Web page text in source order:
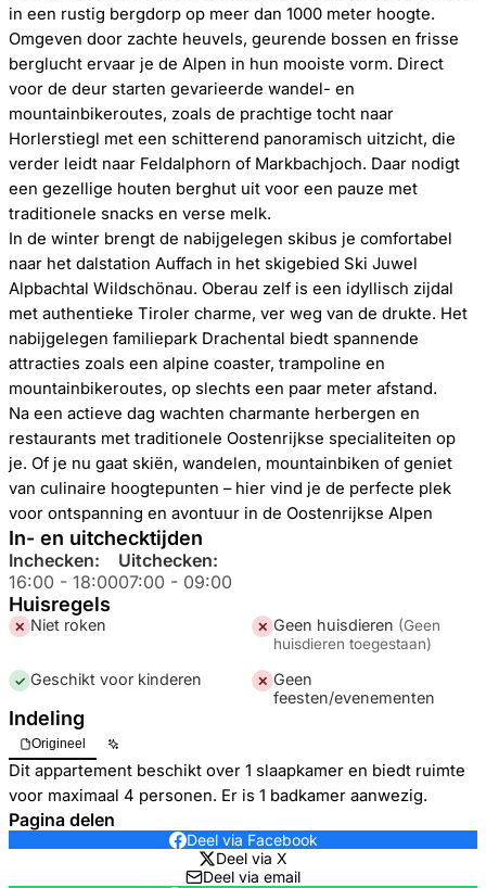
in een rustig bergdorp op meer dan 1000 meter hoogte.
Omgeven door zachte heuvels, geurende bossen en frisse
berglucht ervaar je de Alpen in hun mooiste vorm. Direct
voor de deur starten gevarieerde wandel- en
mountainbikeroutes, zoals de prachtige tocht naar
Horlerstiegl met een schitterend panoramisch uitzicht, die
verder leidt naar Feldalphorn of Markbachjoch. Daar nodigt
een gezellige houten berghut uit voor een pauze met
traditionele snacks en verse melk.
In de winter brengt de nabijgelegen skibus je comfortabel
naar het dalstation Auffach in het skigebied Ski Juwel
Alpbachtal Wildschönau. Oberau zelf is een idyllisch zijdal
met authentieke Tiroler charme, ver weg van de drukte. Het
nabijgelegen familiepark Drachental biedt spannende
attracties zoals een alpine coaster, trampoline en
mountainbikeroutes, op slechts een paar meter afstand.
Na een actieve dag wachten charmante herbergen en
restaurants met traditionele Oostenrijkse specialiteiten op
je. Of je nu gaat skiën, wandelen, mountainbiken of geniet
van culinaire hoogtepunten – hier vind je de perfecte plek
voor ontspanning en avontuur in de Oostenrijkse Alpen
In- en uitchecktijden
Inchecken:
16:00 - 18:00
Uitchecken:
07:00 - 09:00
Huisregels
✕ Niet roken ✕ Geen huisdieren (Geen
huisdieren toegestaan)
✓ Geschikt voor kinderen ✕ Geen
feesten/evenementen
Indeling
Origineel
Dit appartement beschikt over 1 slaapkamer en biedt ruimte
voor maximaal 4 personen. Er is 1 badkamer aanwezig.
Pagina delen
Deel via Facebook
Deel via X
Deel via email